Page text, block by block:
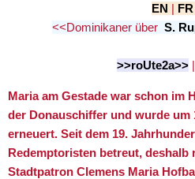
EN | FR
<<Dominikaner über S.
>>roUte2a>> |
Maria am Gestade war schon im
der Donauschiffer und wurde um
erneuert. Seit dem 19.
Redemptoristen betreut, deshalb
Stadtpatron Clemens Maria